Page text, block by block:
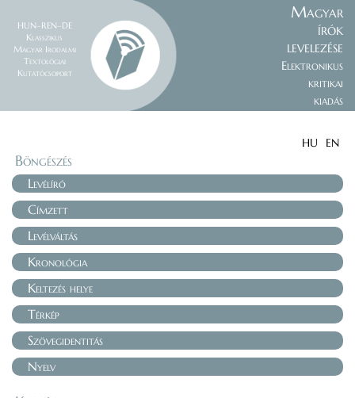
HUN–REN–DE
Klasszikus
Magyar Irodalmi
Textológiai
Kutatócsoport
Magyar
írók
levelezése
Elektronikus
kritikai
kiadás
HU EN
Böngészés
Levélíró
Címzett
Levélváltás
Kronológia
Keltezés helye
Térkép
Szövegidentitás
Nyelv